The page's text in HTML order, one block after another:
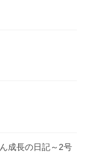
成長の日記～2号